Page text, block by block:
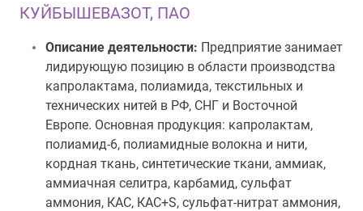
КУЙБЫШЕВАЗОТ, ПАО
Описание деятельности: Предприятие занимает
лидирующую позицию в области производства
капролактама, полиамида, текстильных и
технических нитей в РФ, СНГ и Восточной
Европе. Основная продукция: капролактам,
полиамид-6, полиамидные волокна и нити,
кордная ткань, синтетические ткани, аммиак,
аммиачная селитра, карбамид, сульфат
аммония, КАС, КАС+S, сульфат-нитрат аммония,